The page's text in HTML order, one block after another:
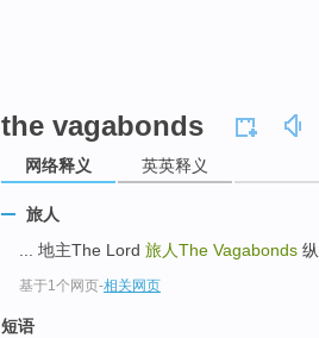
the vagabonds
网络释义 英英释义
旅人
... 地主The Lord 旅人The Vagabonds
基于1个网页-相关网页
短语